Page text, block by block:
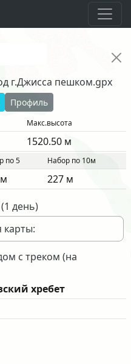
г.Джисса пешком.gpx
Профиль
Макс.высота
1520.50 м
по 5 Набор по 10м
м 227 м
(1 день)
карты:
с треком (на
хребет